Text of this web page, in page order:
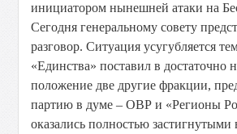
инициатором нынешней атаки на
Сегодня генеральному совету
разговор. Ситуация усугубляется
«Единства» поставил в достаточно
положение две другие фракции,
партию в думе – ОВР и «Регионы
оказались полностью